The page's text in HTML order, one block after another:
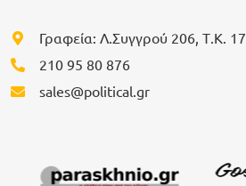
Γραφεία: Λ.Συγγρού 206, Τ.Κ.
210 95 80 876
sales@political.gr